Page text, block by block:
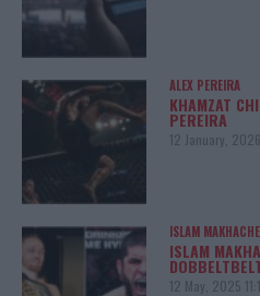
ALEX PEREIRA
KHAMZAT
PEREIRA
12 January,
ISLAM
ISLAM
12 May, 2025